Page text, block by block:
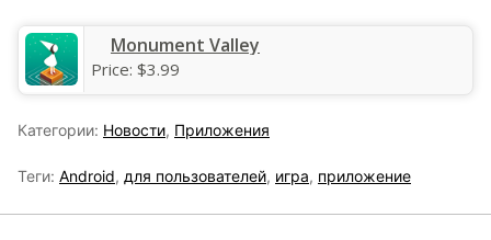
Monument Valley
Price: $3.99
Категории: Новости, Приложения
Теги: Android, для пользователей, игра, приложение